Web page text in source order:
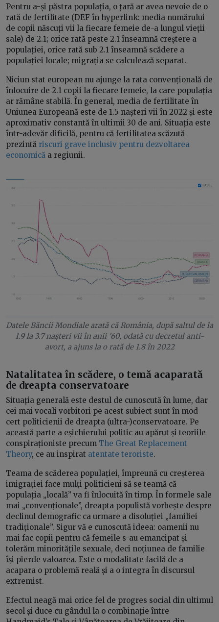
Pentru a-și păstra populația, o țară ar avea nevoie de o
rată de fertilitate (DEF în hyperlink: media numărului
de copii născuți vii la fiecare femeie de-a lungul vieții
sale) de 2.1; orice rată peste 2.1 înseamnă creștere a
populației, orice rată sub 2.1 înseamnă scădere a
populației locale; migrația se calculează separat.
Niciun stat european nu ajunge la rata convențională de
înlocuire de 2.1 copii la fiecare femeie, la care populația
ar rămâne stabilă. În general, media de fertilitate în
Uniunea Europeană este de 1.5 nașteri vii în 2022 și este
aproximativ constantă în ultimii 30 de ani. Situația este
într-adevăr dificilă, pentru că fertilitatea scăzută
prezintă riscuri grave inclusiv pentru dezvoltarea
economică a regiunii.
Datele Băncii Mondiale arată că România, după saltul de la
1.9 la 3.7 nașteri vii în anii ’60, odată cu decretul anti-
avort, a ajuns la o rată de 1.8 în 2022
Natalitatea în scădere, o temă acaparată
de dreapta conservatoare
Situația generală este destul de cunoscută în lume, dar
cei mai vocali vorbitori pe acest subiect sunt în mod
cert politicienii de dreapta (ultra-)conservatoare. Pe
această parte a eșichierului politic au apărut și teoriile
conspiraționiste precum The Great Replacement
Theory, ce au inspirat atentate teroriste.
Teama de scăderea populației, împreună cu creșterea
imigrației face mulți politicieni să se teamă că
populația „locală” va fi înlocuită în timp. În formele sale
mai „convenționale”, dreapta populistă vorbește despre
declinul demografic ca urmare a disoluției „familiei
tradiționale”. Sigur vă e cunoscută ideea: oamenii nu
mai fac copii pentru că femeile s-au emancipat și
tolerăm minoritățile sexuale, deci noțiunea de familie
își pierde valoarea. Este o modalitate facilă de a
acapara o problemă reală și a o integra în discursul
extremist.
Efectul neagă mai orice fel de progres social din ultimul
secol și duce cu gândul la o combinație între